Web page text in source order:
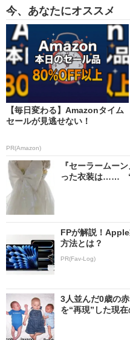
今、あなたにオススメ
【毎日変わる】Amazonタイム
セールが見逃せない！
PR(Amazon)
『セーラームー
った衣装は…… “
FPが解説！
方法とは？
PR(Fav-Log)
3人並んだ0歳
を“再現”した現